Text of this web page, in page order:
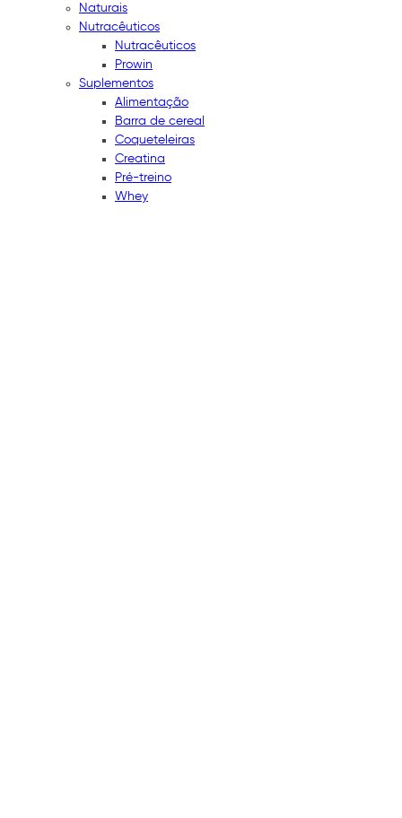
Naturais
Nutracêuticos
Nutracêuticos
Prowin
Suplementos
Alimentação
Barra de cereal
Coqueteleiras
Creatina
Pré-treino
Whey